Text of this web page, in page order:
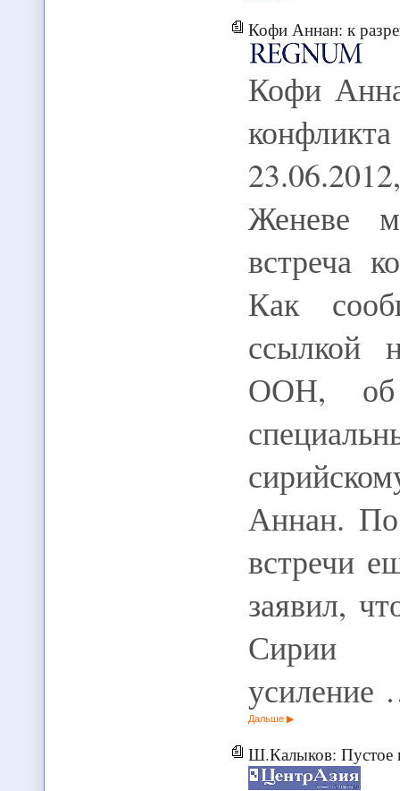
Кофи Аннан: к
Кофи
Женеве
встреча
Как
ссылкой
ООН, об
Аннан. По
встречи
заявил,
Сирии
усиление
Дальше
Ш.Калыков: Пустое